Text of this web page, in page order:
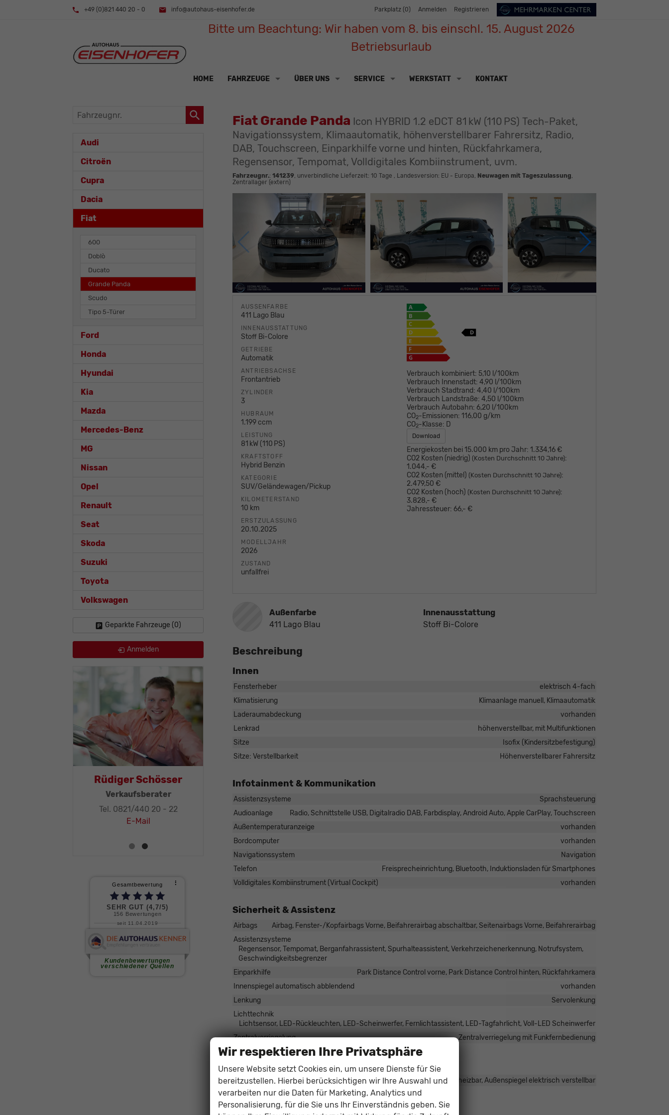
+49 (0)821 440 20 - 0 info@autohaus-eisenhofer.de Parkplatz (0) Anmelden Registrieren
Bitte um Beachtung: Wir haben vom 8. bis einschl. 15. August 2026
Betriebsurlaub
HOME FAHRZEUGE ÜBER UNS SERVICE WERKSTATT KONTAKT
Fiat Grande Panda Icon HYBRID 1.2 eDCT 81 kW (110 PS) Tech-Paket,
Navigationssystem, Klimaautomatik, höhenverstellbarer Fahrersitz, Radio,
DAB, Touchscreen, Einparkhilfe vorne und hinten, Rückfahrkamera,
Regensensor, Tempomat, Volldigitales Kombiinstrument, uvm.
Fahrzeugnr.: 141239, unverbindliche Lieferzeit: 10 Tage , Landesversion: EU - Europa, Neuwagen mit Tageszulassung,
Zentrallager (extern)
AUSSENFARBE
411 Lago Blau
INNENAUSSTATTUNG
Stoff Bi-Colore
GETRIEBE
Automatik
ANTRIEBSACHSE
Frontantrieb
ZYLINDER
3
HUBRAUM
1.199 ccm
LEISTUNG
81 kW (110 PS)
KRAFTSTOFF
Hybrid Benzin
KATEGORIE
SUV/Geländewagen/Pickup
KILOMETERSTAND
10 km
ERSTZULASSUNG
20.10.2025
MODELLJAHR
2026
ZUSTAND
unfallfrei
Verbrauch kombiniert: 5,10 l/100km
Verbrauch Innenstadt: 4,90 l/100km
Verbrauch Stadtrand: 4,40 l/100km
Verbrauch Landstraße: 4,50 l/100km
Verbrauch Autobahn: 6,20 l/100km
CO2-Emissionen: 116,00 g/km
CO2-Klasse: D
Download
Energiekosten bei 15.000 km pro Jahr: 1.334,16 €
CO2 Kosten (niedrig) (Kosten Durchschnitt 10 Jahre):
1.044,- €
CO2 Kosten (mittel) (Kosten Durchschnitt 10 Jahre):
2.479,50 €
CO2 Kosten (hoch) (Kosten Durchschnitt 10 Jahre):
3.828,- €
Jahressteuer: 66,- €
Außenfarbe
411 Lago Blau
Innenausstattung
Stoff Bi-Colore
Beschreibung
Innen
Fensterheber
elektrisch 4-fach
Klimatisierung
Klimaanlage manuell, Klimaautomatik
Laderaumabdeckung
vorhanden
Lenkrad
höhenverstellbar, mit Multifunktionen
Sitze
Isofix (Kindersitzbefestigung)
Sitze: Verstellbarkeit
Höhenverstellbarer Fahrersitz
Infotainment & Kommunikation
Assistenzsysteme
Sprachsteuerung
Audioanlage
Radio, Schnittstelle USB, Digitalradio DAB, Farbdisplay, Android Auto, Apple CarPlay, Touchscreen
Außentemperaturanzeige
vorhanden
Bordcomputer
vorhanden
Navigationssystem
Navigation
Telefon
Freisprecheinrichtung, Bluetooth, Induktionsladen für Smartphones
Volldigitales Kombiinstrument (Virtual Cockpit)
vorhanden
Sicherheit & Assistenz
Airbags
Airbag, Fenster-/Kopfairbags Vorne, Beifahrerairbag abschaltbar, Seitenairbags Vorne, Beifahrerairbag
Assistenzsysteme
Regensensor, Tempomat, Berganfahrassistent, Spurhalteassistent, Verkehrzeichenerkennung, Notrufsystem,
Geschwindigkeitsbegrenzer
Einparkhilfe
Park Distance Control vorne, Park Distance Control hinten, Rückfahrkamera
Innenspiegel automatisch abblendend
vorhanden
Lenkung
Servolenkung
Lichttechnik
Lichtsensor, LED-Rückleuchten, LED-Scheinwerfer, Fernlichtassistent, LED-Tagfahrlicht, Voll-LED Scheinwerfer
Zentralverriegelung
Zentralverriegelung mit Funkfernbedienung
Außen
Außenspiegel Außenspiegel beheizbar, Außenspiegel elektrisch verstellbar
Räder & Technik
Fahrzeugnr.
Audi
Citroën
Cupra
Dacia
Fiat
600
Doblò
Ducato
Grande Panda
Scudo
Tipo 5-Türer
Ford
Honda
Hyundai
Kia
Mazda
Mercedes-Benz
MG
Nissan
Opel
Renault
Seat
Skoda
Suzuki
Toyota
Volkswagen
Geparkte Fahrzeuge (0)
Anmelden
Thomas Mohr
Geschäftsleitung, KFZ-
Techniker-Meister
Tel. 0821/440 20 - 32
Rüdiger Schösser
Verkaufsberater
Tel. 0821/440 20 - 22
Wir respektieren Ihre Privatsphäre
Unsere Website setzt Cookies ein, um unsere Dienste für Sie
bereitzustellen. Hierbei berücksichtigen wir Ihre Auswahl und
verarbeiten nur die Daten für Marketing, Analytics und
Personalisierung, für die Sie uns Ihr Einverständnis geben. Sie